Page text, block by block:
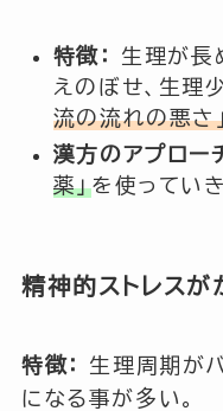
特徴：
生理が長
えのぼせ、生理
流の流れの悪さ
漢方のアプロー
薬」を使っていき
精神的ストレス
特徴：
生理周期が
になる事が多い。